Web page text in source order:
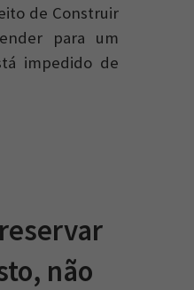
de Construir
para um
impedido de
não